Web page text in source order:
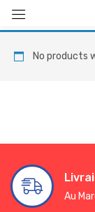
No products
Au